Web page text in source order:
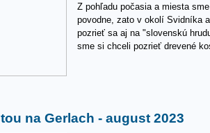
Z pohľadu počasia a miesta
povodne, zato v okolí Svidníka
pozrieť sa aj na "slovenskú
sme si chceli pozrieť drevené
na Gerlach - august 2023